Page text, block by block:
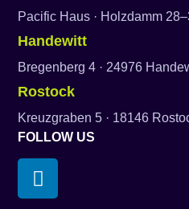
Pacific Haus · Holzdamm
Handewitt
Bregenberg 4 · 24976
Rostock
Kreuzgraben 5 · 18146
FOLLOW US